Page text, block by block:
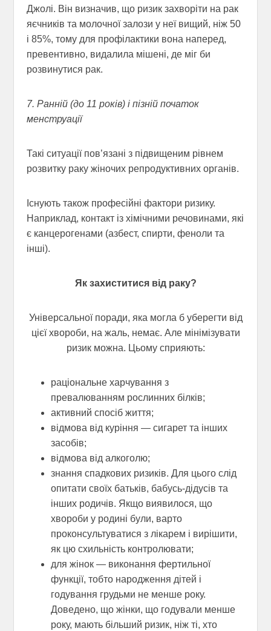
Джолі. Він визначив, що ризик захворіти на рак
яєчників та молочної залози у неї вищий, ніж 50
і 85%, тому для профілактики вона наперед,
превентивно, видалила мішені, де міг би
розвинутися рак.
7. Ранній (до 11 років) і пізній початок
менструації
Такі ситуації пов’язані з підвищеним рівнем
розвитку раку жіночих репродуктивних органів.
Існують також професійні фактори ризику.
Наприклад, контакт із хімічними речовинами, які
є канцерогенами (азбест, спирти, феноли та
інші).
Як захиститися від раку?
Універсальної поради, яка могла б уберегти від
цієї хвороби, на жаль, немає. Але мінімізувати
ризик можна. Цьому сприяють:
раціональне харчування з
превалюванням рослинних білків;
активний спосіб життя;
відмова від куріння — сигарет та інших
засобів;
відмова від алкоголю;
знання спадкових ризиків. Для цього слід
опитати своїх батьків, бабусь-дідусів та
інших родичів. Якщо виявилося, що
хвороби у родині були, варто
проконсультуватися з лікарем і вирішити,
як цю схильність контролювати;
для жінок — виконання фертильної
функції, тобто народження дітей і
годування грудьми не менше року.
Доведено, що жінки, що годували менше
року, мають більший ризик, ніж ті, хто